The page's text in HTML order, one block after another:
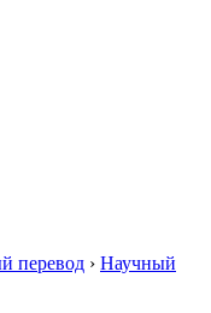
перевод › Научный